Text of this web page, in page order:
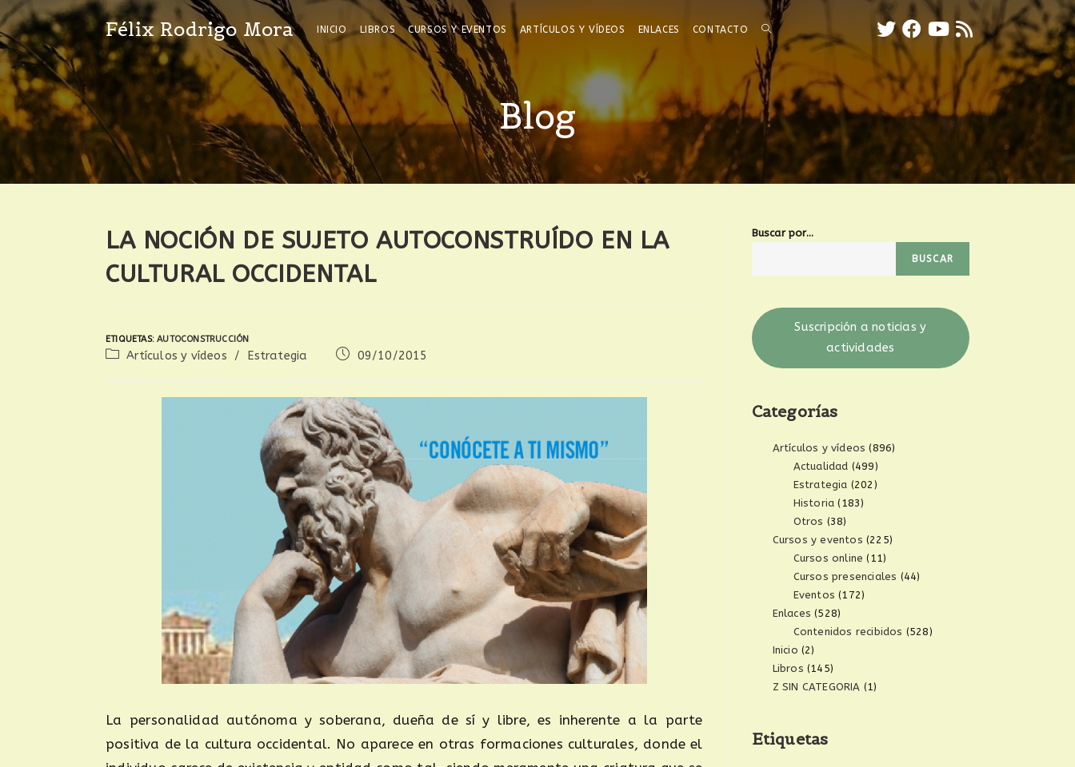
Félix Rodrigo Mora INICIO LIBROS CURSOS Y EVENTOS ARTÍCULOS Y VÍDEOS ENLACES CONTACTO
Blog
LA NOCIÓN DE SUJETO AUTOCONSTRUÍDO EN LA
CULTURAL OCCIDENTAL
ETIQUETAS:AUTOCONSTRUCCIÓN
Artículos y vídeos / Estrategia 09/10/2015
La personalidad autónoma y soberana, dueña de sí y libre, es inherente a la parte
positiva de la cultura occidental. No aparece en otras formaciones culturales, donde el
Buscar por...
BUSCAR
Suscripción a noticias y
actividades
Categorías
Artículos y vídeos (896)
Actualidad (499)
Estrategia (202)
Historia (183)
Otros (38)
Cursos y eventos (225)
Cursos online (11)
Cursos presenciales (44)
Eventos (172)
Enlaces (528)
Contenidos recibidos (528)
Inicio (2)
Libros (145)
Z SIN CATEGORIA (1)
Etiquetas